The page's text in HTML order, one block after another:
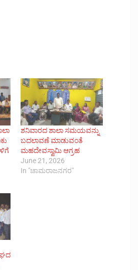
ಶನಿವಾರದ ಶಾಲಾ ಸಮಯವನ್ನು
ಬದಲಾವಣೆ ಮಾಡುವಂತೆ
ಮಹದೇವಸ್ವಾಮಿ ಆಗ್ರಹ
June 21, 2026
In "ಚಾಮರಾಜನಗರ"